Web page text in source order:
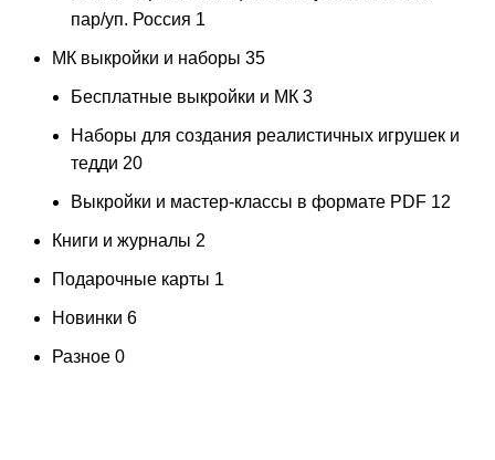
пар/уп. Россия 1
МК выкройки и наборы 35
Бесплатные выкройки и МК 3
Наборы для создания реалистичных игрушек и
тедди 20
Выкройки и мастер-классы в формате PDF 12
Книги и журналы 2
Подарочные карты 1
Новинки 6
Разное 0